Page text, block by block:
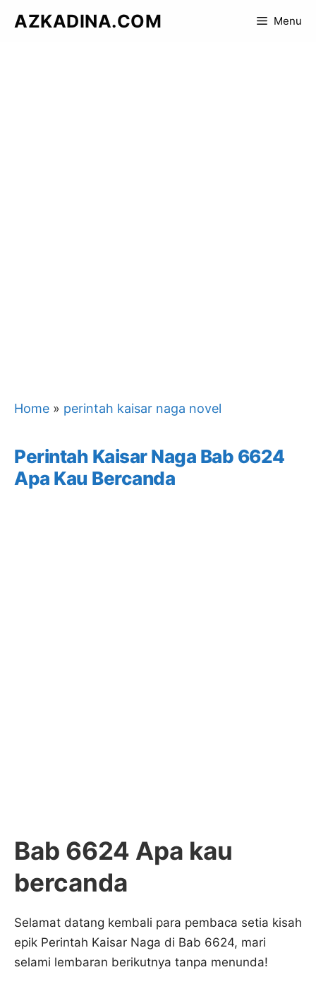
AZKADINA.COM Menu
Home » perintah kaisar naga novel
Perintah Kaisar Naga Bab 6624
Apa Kau Bercanda
Bab 6624 Apa kau
bercanda
Selamat datang kembali para pembaca setia kisah
epik Perintah Kaisar Naga di Bab 6624, mari
selami lembaran berikutnya tanpa menunda!